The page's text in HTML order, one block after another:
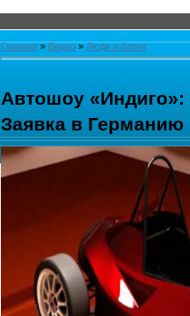
Главная » Видео » Люди и блоги
Автошоу
Заявка в Германию